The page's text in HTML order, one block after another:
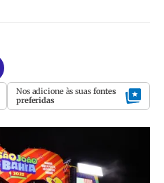
Nos adicione às suas fontes
preferidas